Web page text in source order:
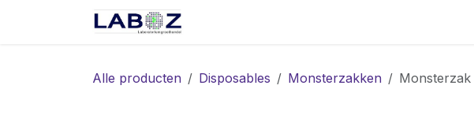
Alle producten Disposables Monsterzakken Monsterzak